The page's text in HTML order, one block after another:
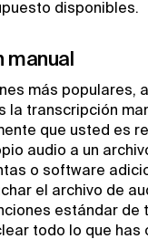
disponibles.
manual
más populares,
la transcripción
que usted es
audio a un
o software
el archivo de
estándar de
todo lo que has